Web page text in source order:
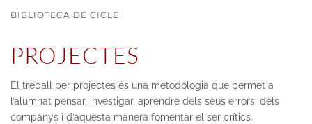
BIBLIOTECA DE CICLE
PROJECTES
El treball per projectes és una metodologia que permet a
l’alumnat pensar, investigar, aprendre dels seus errors, dels
companys i d’aquesta manera fomentar el ser crítics.